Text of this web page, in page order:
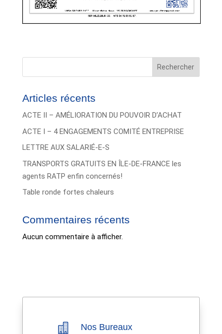
Rechercher
Articles récents
ACTE II – AMÉLIORATION DU POUVOIR D’ACHAT
ACTE I – 4 ENGAGEMENTS COMITÉ ENTREPRISE
LETTRE AUX SALARIÉ-E-S
TRANSPORTS GRATUITS EN ÎLE-DE-FRANCE les
agents RATP enfin concernés!
Table ronde fortes chaleurs
Commentaires récents
Aucun commentaire à afficher.
 Nos Bureaux